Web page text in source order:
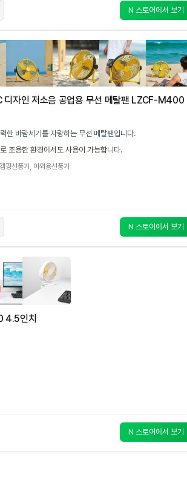
N 스토어에서 보기
디자인 저소음 공업용 무선 메탈팬 LZCF-M400
한 바람세기를 자랑하는 무선 메탈팬입니다.
조용한 환경에서도 사용이 가능합니다.
핑선풍기, 야외용선풍기
N 스토어에서 보기
4.5인치
N 스토어에서 보기